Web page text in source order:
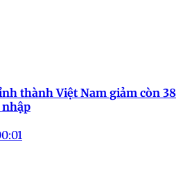
thành Việt Nam giảm còn 38
nhập